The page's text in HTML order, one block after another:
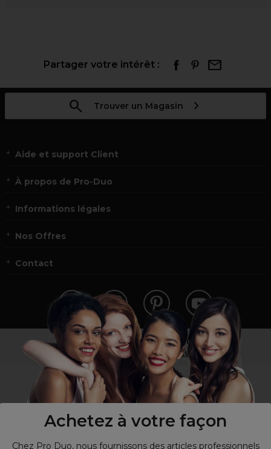
Achetez à votre façon
Chez Pro Duo, nous fournissons des articles professionnels
Partager votre intérêt :
Trouver un Magasin
Aide et support Client
À propos de Pro-Duo
Informations légales
Nos Offres
Contact
Vous n’êtes pas un professionnel ?
Visitez notre site pour les particuliers!